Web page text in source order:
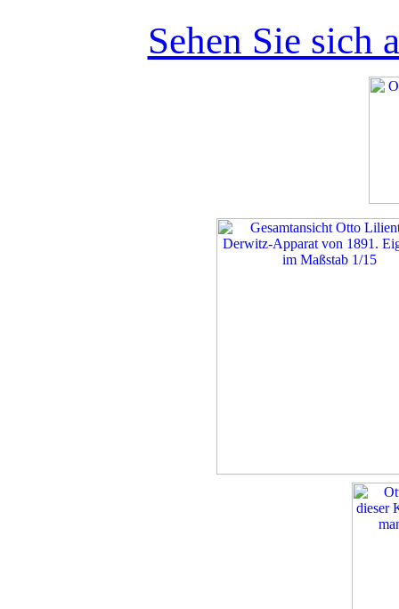
Sehen Sie sich